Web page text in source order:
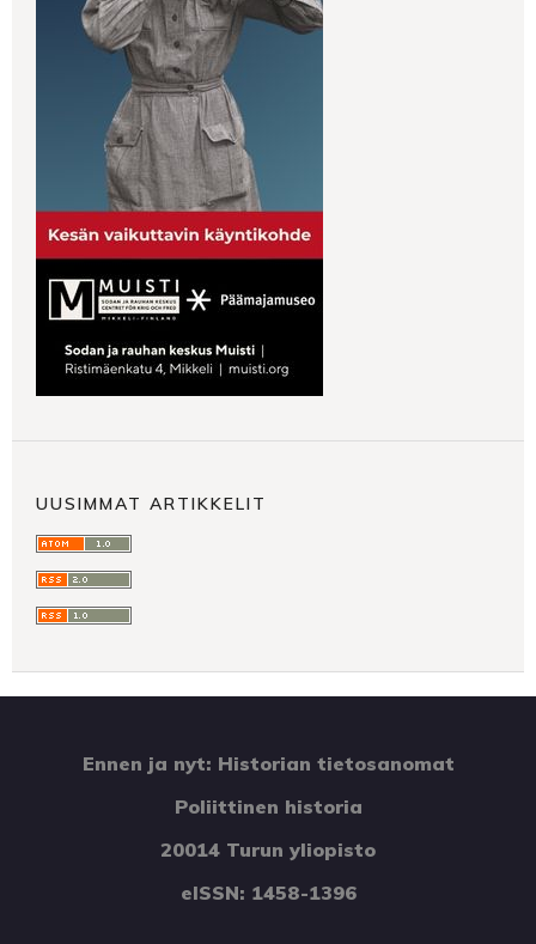
UUSIMMAT ARTIKKELIT
Ennen ja nyt: Historian tietosanomat
Poliittinen historia
20014 Turun yliopisto
eISSN: 1458-1396